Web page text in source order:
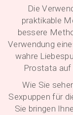
Die
praktikable
bessere
Verwendung
wahre
Prostata auf
Wie Sie
Sexpuppen für
Sie bringen